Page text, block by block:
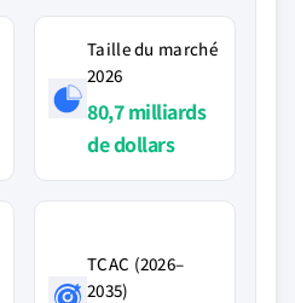
Taille du marché
2026
80,7 milliards
de dollars
TCAC (2026–
2035)